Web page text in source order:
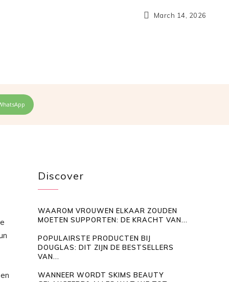
March 14, 2026
Discover
WAAROM VROUWEN ELKAAR ZOUDEN
MOETEN SUPPORTEN: DE KRACHT VAN...
POPULAIRSTE PRODUCTEN BIJ
DOUGLAS: DIT ZIJN DE BESTSELLERS
VAN...
WANNEER WORDT SKIMS BEAUTY